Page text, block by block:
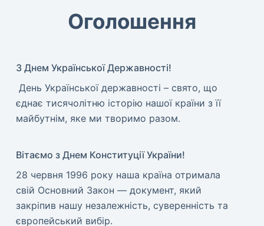
Оголошення
З Днем Української Державності!
​ День Української державності – свято, що
єднає тисячолітню історію нашої країни з її
майбутнім, яке ми творимо разом.
Вітаємо з Днем Конституції України!
​28 червня 1996 року наша країна отримала
свій Основний Закон — документ, який
закріпив нашу незалежність, суверенність та
європейський вибір.